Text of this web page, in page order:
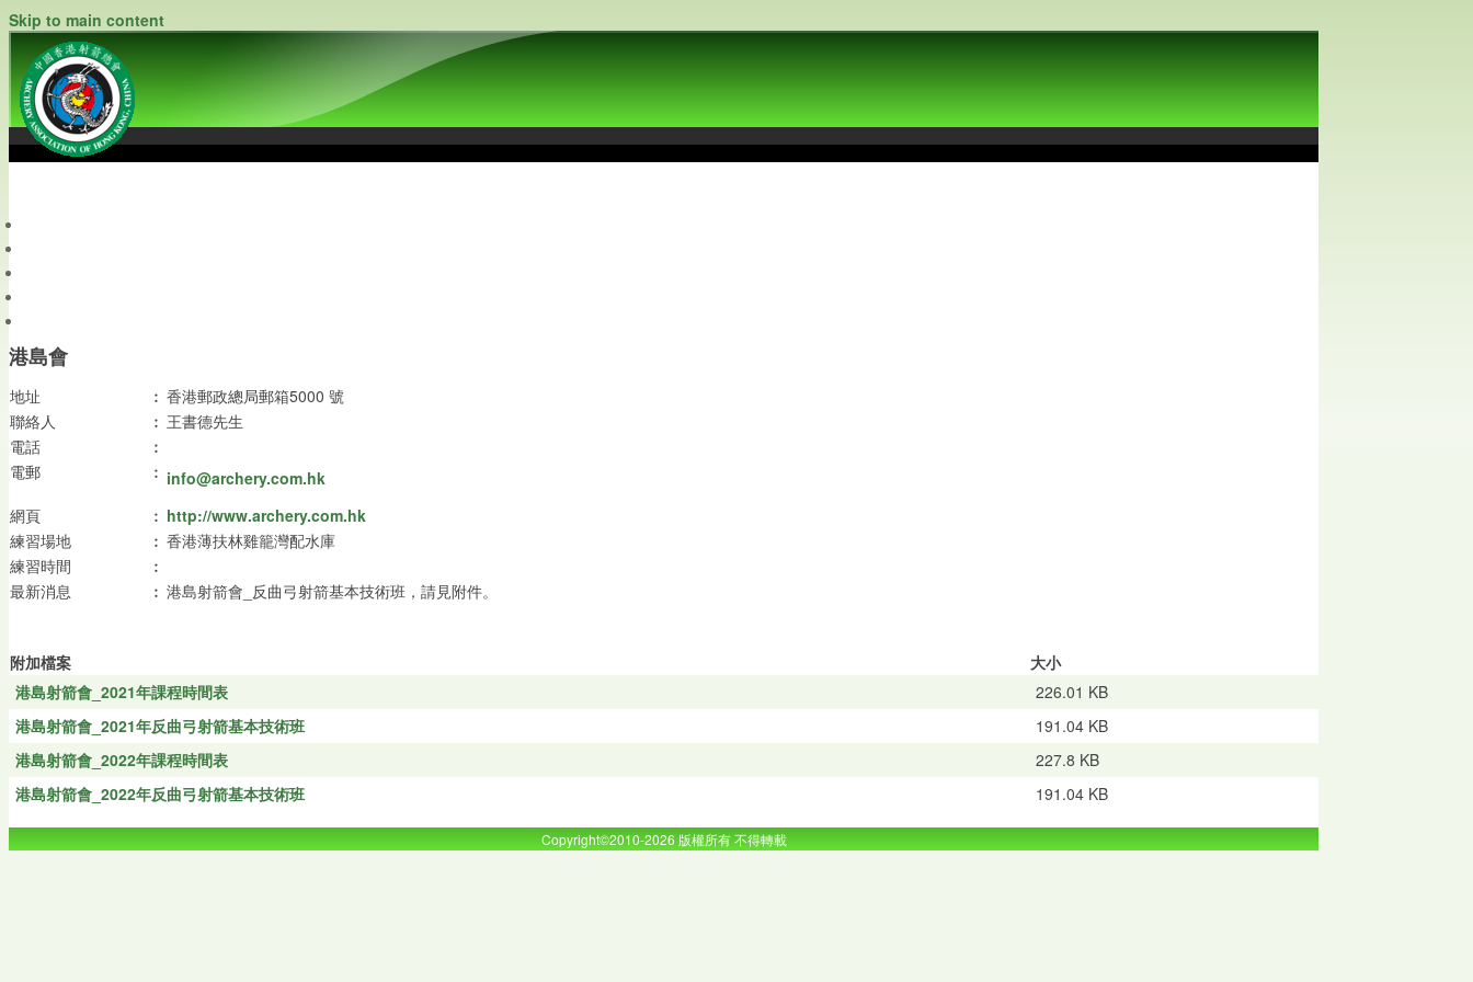
Skip to main content
港島會
地址 ︰ 香港郵政總局郵箱5000 號
聯絡人
︰ 王書德先生
電話
︰
電郵
︰ info@archery.com.hk
網頁
︰ http://www.archery.com.hk
練習場地
︰ 香港薄扶林雞籠灣配水庫
練習時間
︰
最新消息
︰ 港島射箭會_反曲弓射箭基本技術班，請見附件。
附加檔案
大小
港島射箭會_2021年課程時間表
226.01 KB
港島射箭會_2021年反曲弓射箭基本技術班
191.04 KB
港島射箭會_2022年課程時間表
227.8 KB
港島射箭會_2022年反曲弓射箭基本技術班
191.04 KB
Copyright©2010-2026 版權所有 不得轉載